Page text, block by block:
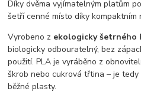
Díky dvěma vyjímatelným platům
šetří cenné místo díky kompaktním
Vyrobeno z ekologicky šetrného
biologicky odbouratelný, bez
použití. PLA je vyráběno z
škrob nebo cukrová třtina – je
běžné plasty.